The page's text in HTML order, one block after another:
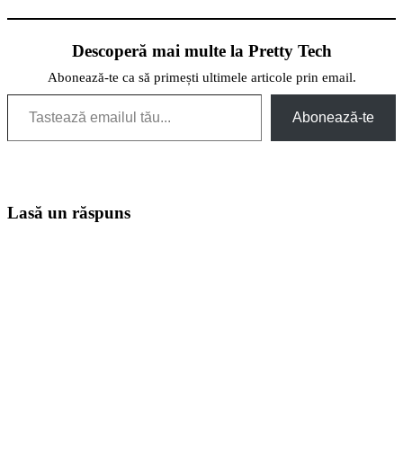
Descoperă mai multe la Pretty Tech
Abonează-te ca să primești ultimele articole prin email.
Tastează emailul tău...
Abonează-te
Lasă un răspuns